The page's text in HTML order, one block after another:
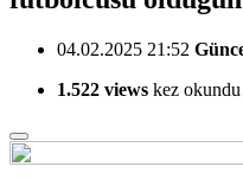
04.02.2025 21:52
1.522 views kez okundu